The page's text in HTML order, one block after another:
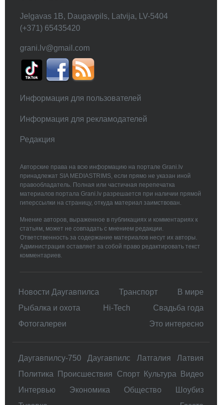
Jelgavas 1B, Daugavpils, Latvija, LV-5404
(+371) 65435420
grani.lv@gmail.com
Информация для пользователей
Информация для рекламодателей
Редакция
Авторские права на всю информацию на портале Grani.lv
принадлежат SIA MEDIASTRIMS, если прямо не указан иной
правообладатель. Полная или частичная перепечатка
материалов портала Grani.lv разрешается при наличии прямой
гиперссылки на страницу, откуда материал заимствован.
Мнение авторов, выраженное в публикациях и комментариях к
статьям, может не совпадать с мнением редакции.
Ответственность за содержание материалов несут их авторы.
Администрация оставляет за собой право редактировать текст
комментариев.
Новости Даугавпилса Транспорт
В мире
Рыбалка и охота
Hi-Tech
Свадьбa года
Фотогалереи
Это интересно
Даугавпилсу-750 Даугавпилс Латгалия
Латвия
Политика
Происшествия Спорт Культура
Видео
Интервью
Экономика Общество
Шоубиз